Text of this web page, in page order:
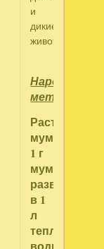
и
дикие
животные.
Народные
методы:
Раствор
мумие:
1 г
мумие
развести
в 1
л
теплой
воды.